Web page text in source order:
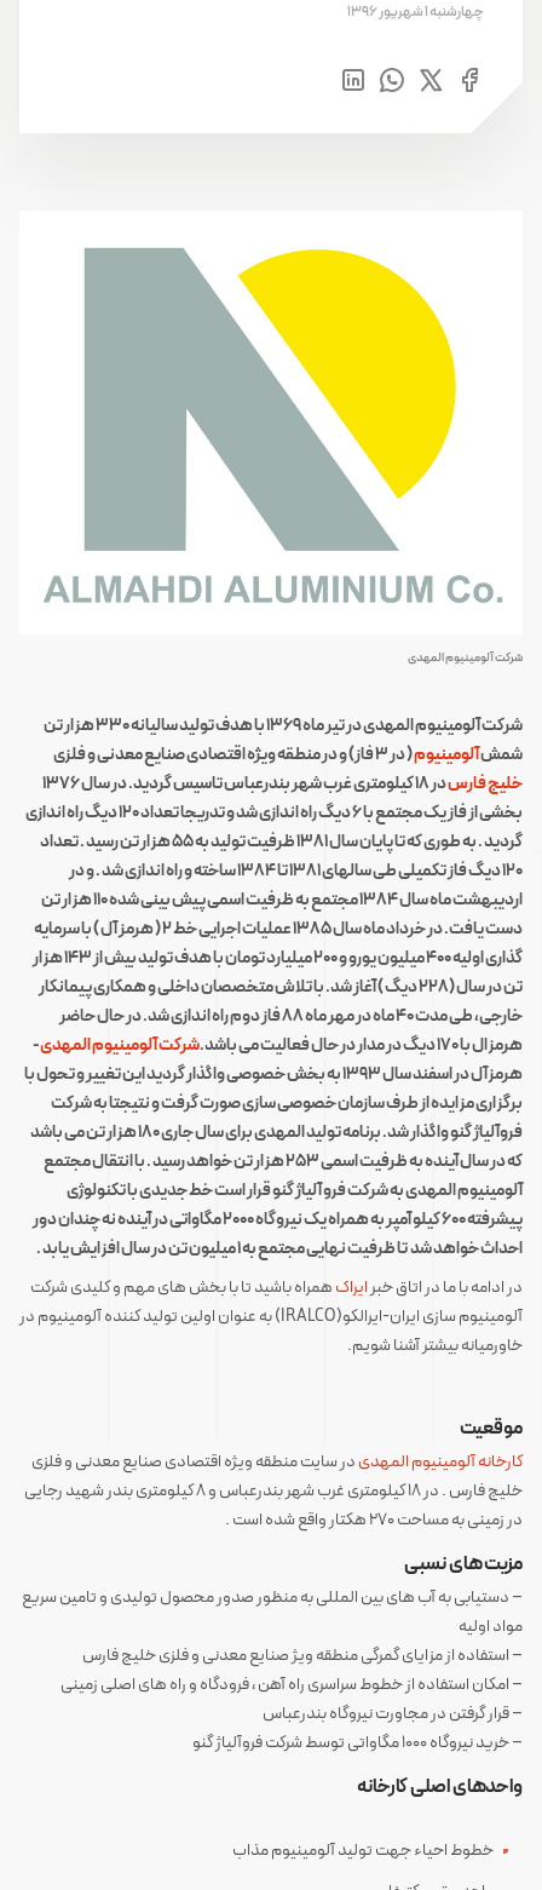
چهارشنبه 1 شهریور 1396
شرکت آلومینیوم المهدی
شرکت آلومینیوم المهدی در تیر ماه ۱۳۶۹ با هدف تولید سالیانه ۳۳۰ هزار تن
شمشآلومینیوم( در ۳ فاز) و در منطقه ویژه اقتصادی صنایع معدنی و فلزی
خلیج فارس
در ۱۸ کیلومتری غرب شهر بندرعباس تاسیس گردید. در سال ۱۳۷۶
بخشی از فاز یک مجتمع با ۶ دیگ راه اندازی شد و تدریجا تعداد ۱۲۰ دیگ راه اندازی
گردید . به طوری که تا پایان سال ۱۳۸۱ ظرفیت تولید به ۵۵ هزار تن رسید . تعداد
۱۲۰ دیگ فاز تکمیلی طی سالهای ۱۳۸۱ تا ۱۳۸۴ ساخته و راه اندازی شد . و در
اردیبهشت ماه سال ۱۳۸۴ مجتمع به ظرفیت اسمی پیش بینی شده ۱۱۰ هزار تن
دست یافت. در خرداد ماه سال ۱۳۸۵ عملیات اجرایی خط ۲ ( هرمز آل ) با سرمایه
گذاری اولیه ۴۰۰ میلیون یورو و ۲۰۰ میلیارد تومان با هدف تولید بیش از ۱۴۳ هزار
تن در سال (۲۲۸ دیگ ) آغاز شد. با تلاش متخصصان داخلی و همکاری پیمانکار
خارجی، طی مدت ۴۰ ماه در مهر ماه ۸۸ فاز دوم راه اندازی شد. در حال حاضر
هرمزال با ۱۷۰ دیگ در مدار در حال فعالیت می باشد.
شرکت آلومینیوم المهدی-
هرمزآل در اسفند سال ۱۳۹۳ به بخش خصوصی واگذار گردید این تغییر و تحول با
برگزاری مزایده از طرف سازمان خصوصی سازی صورت گرفت و نتیجتا به شرکت
فروآلیاژ گنو واگذار شد. برنامه تولید المهدی برای سال جاری ۱۸۰ هزار تن می باشد
که در سال آینده به ظرفیت اسمی ۲۵۳ هزار تن خواهد رسید . با انتقال مجتمع
آلومینیوم المهدی به شرکت فرو آلیاژ گنو قرار است خط جدیدی با تکنولوژی
پیشرفته ۶۰۰ کیلو آمپر به همراه یک نیروگاه ۲۰۰۰ مگاواتی در آینده نه چندان دور
احداث خواهد شد تا ظرفیت نهایی مجتمع به ۱ میلیون تن در سال افزایش یابد .
در ادامه با ما در اتاق خبرایراکهمراه باشید تا با بخش های مهم و کلیدی شرکت
آلومینیوم سازی ایران-ایرالکو(IRALCO) به عنوان اولین تولید کننده آلومینیوم در
خاورمیانه بیشتر آشنا شویم.
موقعیت
کارخانه آلومینیوم المهدیدر سایت منطقه ویژه اقتصادی صنایع معدنی و فلزی
خلیج فارس . در ۱۸ کیلومتری غرب شهر بندرعباس و ۸ کیلومتری بندر شهید رجایی
در زمینی به مساحت ۲۷۰ هکتار واقع شده است .
مزیت های نسبی
– دستیابی به آب های بین المللی به منظور صدور محصول تولیدی و تامین سریع
مواد اولیه
– استفاده از مزایای گمرگی منطقه ویژ صنایع معدنی و فلزی خلیج فارس
– امکان استفاده از خطوط سراسری راه آهن ، فرودگاه و راه های اصلی زمینی
– قرار گرفتن در مجاورت نیروگاه بندرعباس
– خرید نیروگاه ۱۰۰۰ مگاواتی توسط شرکت فروآلیاژ گنو
واحدهای اصلی کارخانه
خطوط احیاء جهت تولید آلومینیوم مذاب